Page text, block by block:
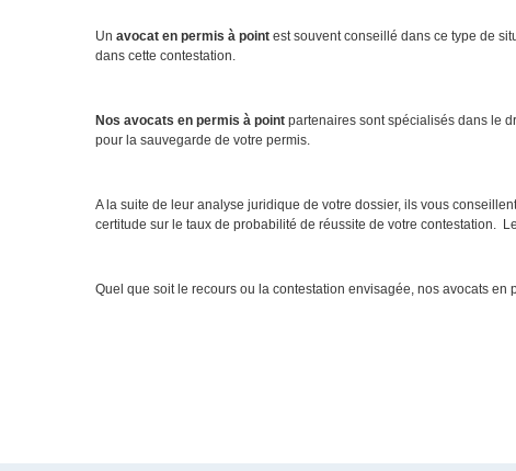
Un avocat en permis à point est souvent conseillé dans ce type de
dans cette contestation.
Nos avocats en permis à point partenaires sont spécialisés dans le
pour la sauvegarde de votre permis.
A la suite de leur analyse juridique de votre dossier, ils vous
certitude sur le taux de probabilité de réussite de votre contestation.
Quel que soit le recours ou la contestation envisagée, nos avocats